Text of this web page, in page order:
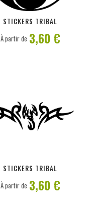
STICKERS TRIBAL
PERSONNALISER
À partir de 3,60 €
STICKERS TRIBAL
À partir de 3,60 €